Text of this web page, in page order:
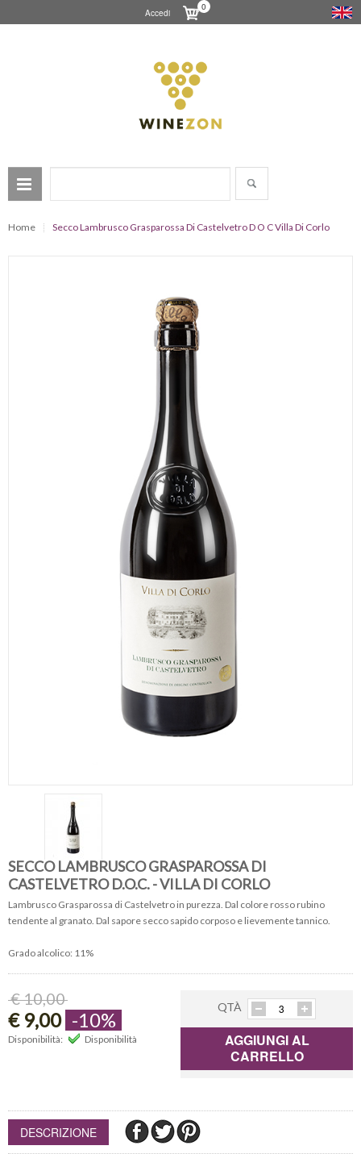
Accedi
0
Home Secco Lambrusco Grasparossa Di Castelvetro D O C Villa Di Corlo
SECCO LAMBRUSCO GRASPAROSSA DI
CASTELVETRO D.O.C. - VILLA DI CORLO
Lambrusco Grasparossa di Castelvetro in purezza. Dal colore rosso rubino
tendente al granato. Dal sapore secco sapido corposo e lievemente tannico.
Grado alcolico: 11%
€ 10,00
€ 9,00 -10%
Disponibilità: Disponibilità
QTÀ
AGGIUNGI AL
CARRELLO
DESCRIZIONE